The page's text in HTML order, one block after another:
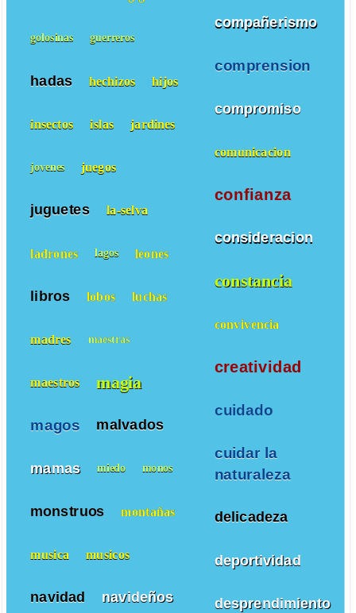
compañerismo
comprension
compromiso
comunicacion
confianza
consideracion
constancia
convivencia
creatividad
cuidado
cuidar la
naturaleza
delicadeza
deportividad
desprendimiento
golosinas guerreros
hadas hechizos hijos
insectos islas jardines
jovenes juegos
juguetes la-selva
ladrones lagos leones
libros lobos luchas
madres maestras
maestros magia
magos malvados
mamas miedo monos
monstruos montañas
musica musicos
navidad navideños